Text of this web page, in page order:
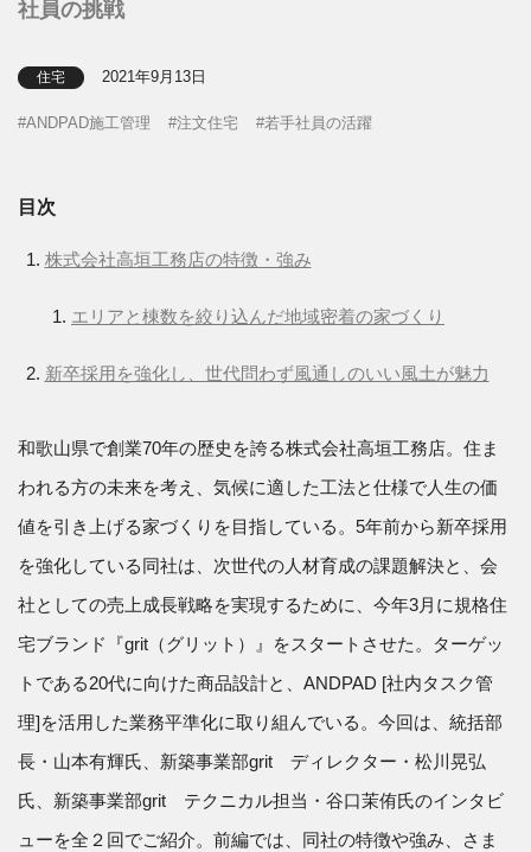
社員の挑戦
住宅 2021年9月13日
ANDPAD施工管理 注文住宅 若手社員の活躍
目次
株式会社高垣工務店の特徴・強み
エリアと棟数を絞り込んだ地域密着の家づくり
新卒採用を強化し、世代問わず風通しのいい風土が魅力
和歌山県で創業70年の歴史を誇る株式会社高垣工務店。住ま
われる方の未来を考え、気候に適した工法と仕様で人生の価
値を引き上げる家づくりを目指している。5年前から新卒採用
を強化している同社は、次世代の人材育成の課題解決と、会
社としての売上成長戦略を実現するために、今年3月に規格住
宅ブランド『grit（グリット）』をスタートさせた。ターゲッ
トである20代に向けた商品設計と、ANDPAD [社内タスク管
理]を活用した業務平準化に取り組んでいる。今回は、統括部
長・山本有輝氏、新築事業部grit ディレクター・松川晃弘
氏、新築事業部grit テクニカル担当・谷口茉侑氏のインタビ
ューを全２回でご紹介。前編では、同社の特徴や強み、さま